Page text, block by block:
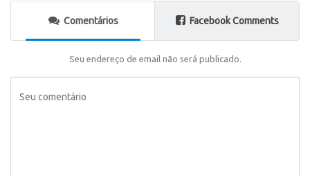
Comentários Facebook Comments
Seu endereço de email não será publicado.